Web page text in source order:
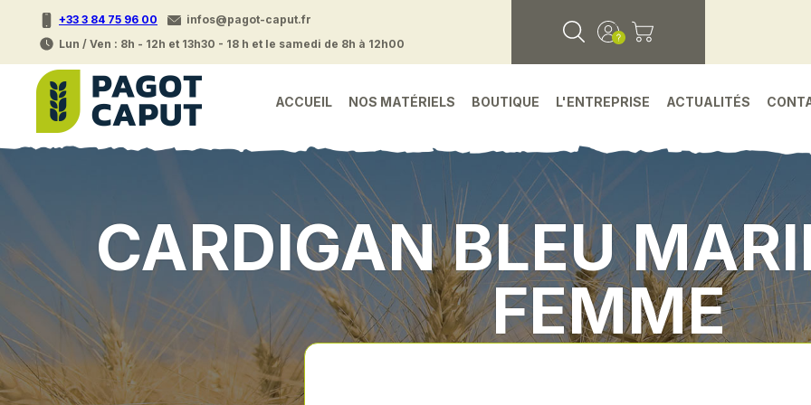
+33 3 84 75 96 00
infos@pagot-caput.fr
Lun / Ven : 8h - 12h et 13h30 - 18 h et le samedi de 8h à 12h00
ACCUEIL NOS MATÉRIELS BOUTIQUE L'ENTREPRISE ACTUALITÉS
CARDIGAN BLEU
FEMME